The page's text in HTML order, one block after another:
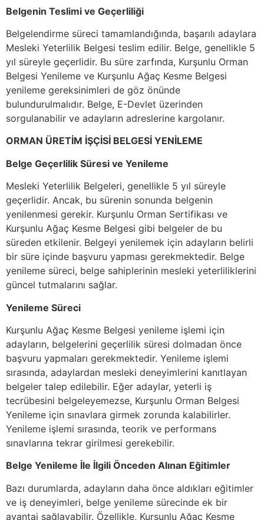
Belgenin Teslimi ve Geçerliliği
Belgelendirme süreci tamamlandığında, başarılı adaylara
Mesleki Yeterlilik Belgesi teslim edilir. Belge, genellikle 5
yıl süreyle geçerlidir. Bu süre zarfında, Kurşunlu Orman
Belgesi Yenileme ve Kurşunlu Ağaç Kesme Belgesi
yenileme gereksinimleri de göz önünde
bulundurulmalıdır. Belge, E-Devlet üzerinden
sorgulanabilir ve adayların adreslerine kargolanır.
ORMAN ÜRETİM İŞÇİSİ BELGESİ YENİLEME
Belge Geçerlilik Süresi ve Yenileme
Mesleki Yeterlilik Belgeleri, genellikle 5 yıl süreyle
geçerlidir. Ancak, bu sürenin sonunda belgenin
yenilenmesi gerekir. Kurşunlu Orman Sertifikası ve
Kurşunlu Ağaç Kesme Belgesi gibi belgeler de bu
süreden etkilenir. Belgeyi yenilemek için adayların belirli
bir süre içinde başvuru yapması gerekmektedir. Belge
yenileme süreci, belge sahiplerinin mesleki yeterliliklerini
güncel tutmalarını sağlar.
Yenileme Süreci
Kurşunlu Ağaç Kesme Belgesi yenileme işlemi için
adayların, belgelerini geçerlilik süresi dolmadan önce
başvuru yapmaları gerekmektedir. Yenileme işlemi
sırasında, adaylardan mesleki deneyimlerini kanıtlayan
belgeler talep edilebilir. Eğer adaylar, yeterli iş
tecrübesini belgeleyemezse, Kurşunlu Orman Belgesi
Yenileme için sınavlara girmek zorunda kalabilirler.
Yenileme işlemi sırasında, teorik ve performans
sınavlarına tekrar girilmesi gerekebilir.
Belge Yenileme İle İlgili Önceden Alınan Eğitimler
Bazı durumlarda, adayların daha önce aldıkları eğitimler
ve iş deneyimleri, belge yenileme sürecinde ek bir
avantaj sağlayabilir. Özellikle, Kurşunlu Ağaç Kesme